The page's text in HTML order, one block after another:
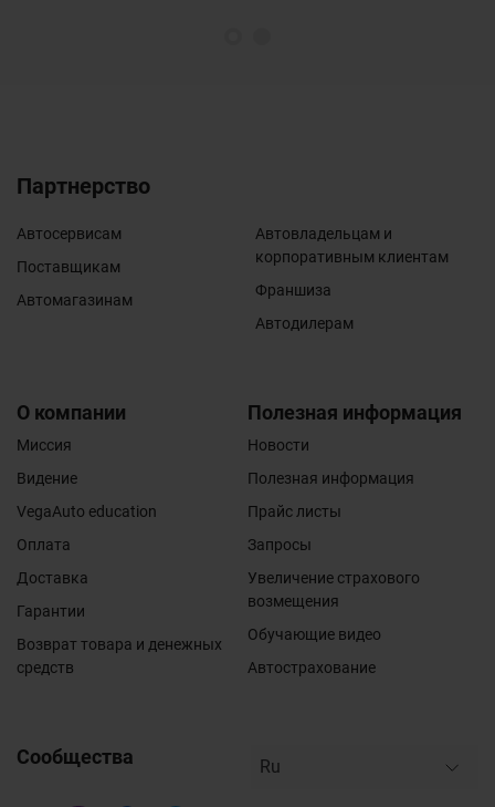
Партнерство
Автосервисам
Поставщикам
Автомагазинам
Автовладельцам и
корпоративным клиентам
Франшиза
Автодилерам
О компании
Миссия
Видение
VegaAuto education
Оплата
Доставка
Гарантии
Возврат товара и денежных
средств
Полезная информация
Новости
Полезная информация
Прайс листы
Запросы
Увеличение страхового
возмещения
Обучающие видео
Автострахование
Сообщества